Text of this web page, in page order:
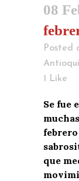
08
Posted
1
Like
Se fue
que